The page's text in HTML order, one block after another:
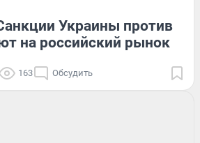
Украины против
на российский рынок
163 Обсудить